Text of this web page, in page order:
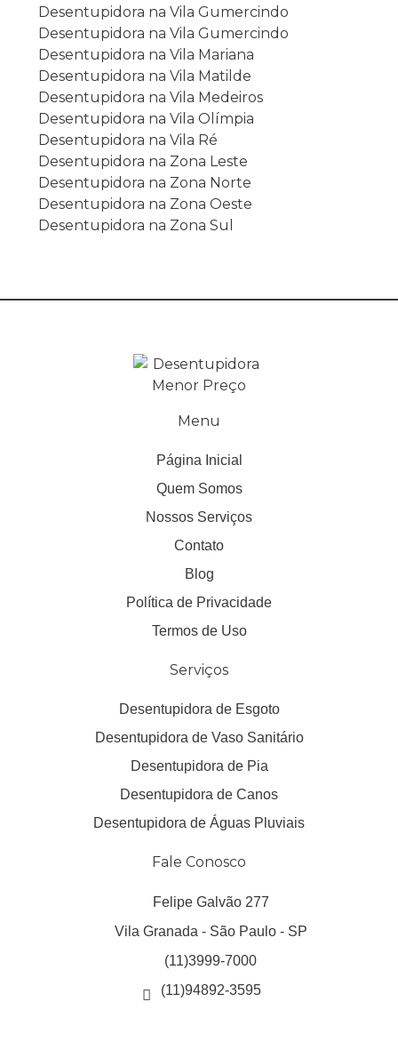
Desentupidora na Vila Gumercindo
Desentupidora na Vila Gumercindo
Desentupidora na Vila Mariana
Desentupidora na Vila Matilde
Desentupidora na Vila Medeiros
Desentupidora na Vila Olímpia
Desentupidora na Vila Ré
Desentupidora na Zona Leste
Desentupidora na Zona Norte
Desentupidora na Zona Oeste
Desentupidora na Zona Sul
Menu
Página Inicial
Quem Somos
Nossos Serviços
Contato
Blog
Política de Privacidade
Termos de Uso
Serviços
Desentupidora de Esgoto
Desentupidora de Vaso Sanitário
Desentupidora de Pia
Desentupidora de Canos
Desentupidora de Águas Pluviais
Fale Conosco
Felipe Galvão 277
Vila Granada - São Paulo - SP
(11)3999-7000
(11)94892-3595